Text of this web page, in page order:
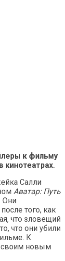
к фильму
кинотеатрах.
Салли
Аватар: Путь
Они
того, как
что зловещий
что они убили
К
своим новым